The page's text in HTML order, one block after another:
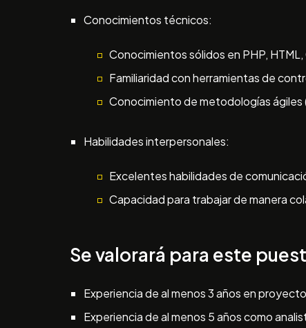
Conocimientos técnicos:
Conocimientos sólidos en PHP,
Familiaridad con herramientas de
Conocimiento de metodologías ágiles
Habilidades interpersonales:
Excelentes habilidades de
Capacidad para trabajar de manera
Se valorará para este
Experiencia de al menos 3 años en
Experiencia de al menos 5 años como